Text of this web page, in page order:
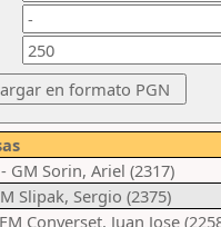
GM Sorin, Ariel (2317)
Slipak, Sergio (2375)
Converset, Juan Jose